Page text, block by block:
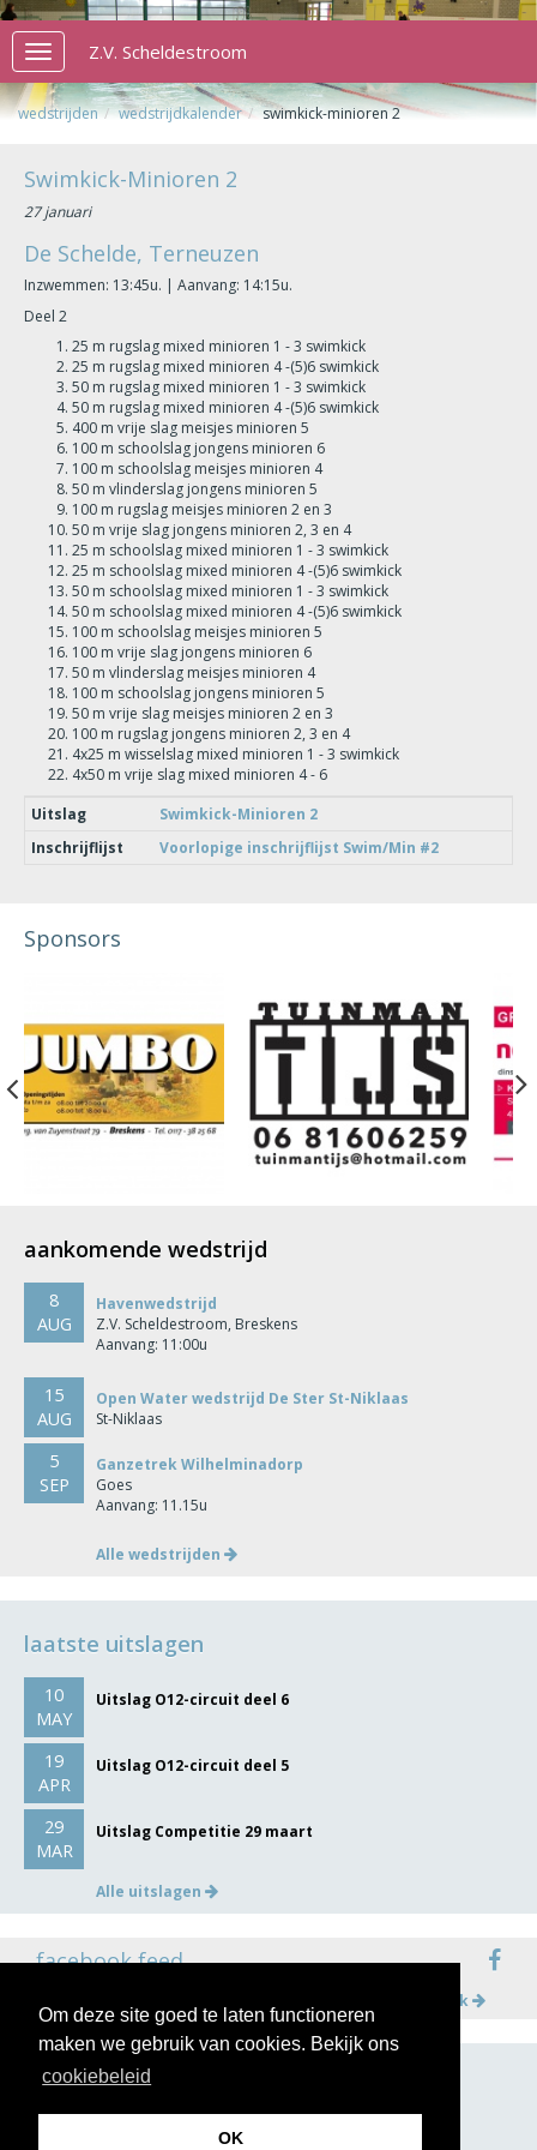
Om deze site goed te laten functioneren
maken we gebruik van cookies. Bekijk ons
cookiebeleid
OK
Toggle
navigation
Z.V. Scheldestroom
wedstrijden wedstrijdkalender swimkick-minioren 2
Swimkick-Minioren 2
27 januari
De Schelde, Terneuzen
Inzwemmen: 13:45u. | Aanvang: 14:15u.
Deel 2
25 m rugslag mixed minioren 1 - 3 swimkick
25 m rugslag mixed minioren 4 -(5)6 swimkick
50 m rugslag mixed minioren 1 - 3 swimkick
50 m rugslag mixed minioren 4 -(5)6 swimkick
400 m vrije slag meisjes minioren 5
100 m schoolslag jongens minioren 6
100 m schoolslag meisjes minioren 4
50 m vlinderslag jongens minioren 5
100 m rugslag meisjes minioren 2 en 3
50 m vrije slag jongens minioren 2, 3 en 4
25 m schoolslag mixed minioren 1 - 3 swimkick
25 m schoolslag mixed minioren 4 -(5)6 swimkick
50 m schoolslag mixed minioren 1 - 3 swimkick
50 m schoolslag mixed minioren 4 -(5)6 swimkick
100 m schoolslag meisjes minioren 5
100 m vrije slag jongens minioren 6
50 m vlinderslag meisjes minioren 4
100 m schoolslag jongens minioren 5
50 m vrije slag meisjes minioren 2 en 3
100 m rugslag jongens minioren 2, 3 en 4
4x25 m wisselslag mixed minioren 1 - 3 swimkick
4x50 m vrije slag mixed minioren 4 - 6
Uitslag
Swimkick-Minioren 2
Inschrijflijst
Voorlopige inschrijflijst Swim/Min #2
Sponsors
Previous
aankomende wedstrijd
8
AUG
Havenwedstrijd
Z.V. Scheldestroom, Breskens
Aanvang: 11:00u
15
AUG
Open Water wedstrijd De Ster St-Niklaas
St-Niklaas
5
SEP
Ganzetrek Wilhelminadorp
Goes
Aanvang: 11.15u
Alle wedstrijden
laatste uitslagen
10
MAY
Uitslag O12-circuit deel 6
19
APR
Uitslag O12-circuit deel 5
29
MAR
Uitslag Competitie 29 maart
Alle uitslagen
facebook feed
Meer op facebook
volg ons op